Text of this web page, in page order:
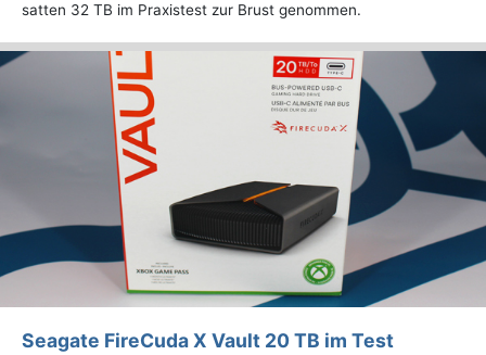
satten 32 TB im Praxistest zur Brust genommen.
Seagate FireCuda X Vault 20 TB im Test